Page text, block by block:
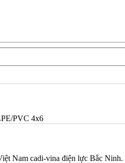
PVC 4x6
Nam cadi-vina điện lực Bắc